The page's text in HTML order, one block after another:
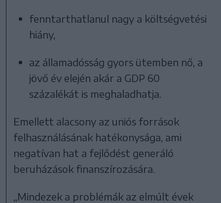
fenntarthatlanul nagy a költségvetési
hiány,
az államadósság gyors ütemben nő, a
jövő év elején akár a GDP 60
százalékát is meghaladhatja.
Emellett alacsony az uniós források
felhasználásának hatékonysága, ami
negatívan hat a fejlődést generáló
beruházások finanszírozására.
„Mindezek a problémák az elmúlt évek